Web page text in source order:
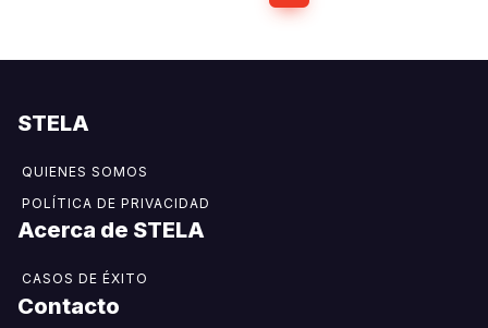
STELA
QUIENES SOMOS
POLÍTICA DE PRIVACIDAD
Acerca de STELA​
CASOS DE ÉXITO
Contacto